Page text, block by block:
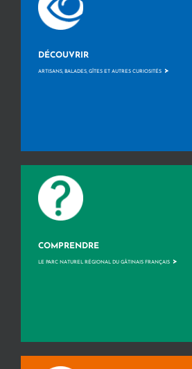
DÉCOUVRIR
ARTISANS, BALADES, GÎTES ET AUTRES CURIOSITÉS >
COMPRENDRE
LE PARC NATUREL RÉGIONAL DU GÂTINAIS FRANÇAIS >